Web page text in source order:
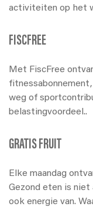
activiteiten op het
FISCFREE
Met FiscFree
weg of
belastingvoordeel..
GRATIS FRUIT
Elke maandag
Gezond eten is niet
ook energie van.